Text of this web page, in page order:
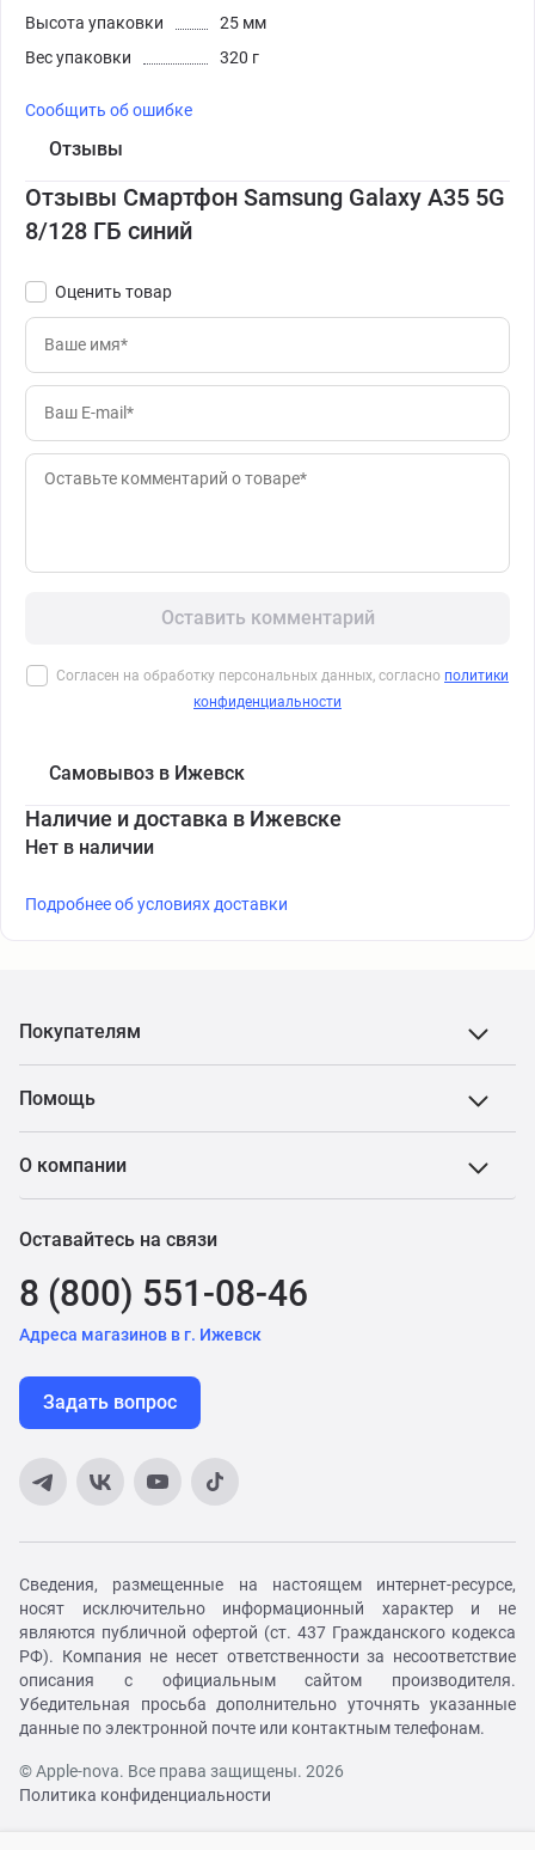
Высота упаковки
25 мм
Вес упаковки
320 г
Сообщить об ошибке
Отзывы
Отзывы Смартфон Samsung Galaxy A35 5G
8/128 ГБ синий
Оценить товар
Оставить комментарий
Согласен на обработку персональных данных, согласно политики
конфиденциальности
Самовывоз в Ижевск
Наличие и доставка в Ижевске
Нет в наличии
Подробнее об условиях доставки
Покупателям
Помощь
О компании
Оставайтесь на связи
8 (800) 551-08-46
Адреса магазинов в г. Ижевск
Задать вопрос
Сведения, размещенные на настоящем интернет-ресурсе,
носят исключительно информационный характер и не
являются публичной офертой (ст. 437 Гражданского кодекса
РФ). Компания не несет ответственности за несоответствие
описания с официальным сайтом производителя.
Убедительная просьба дополнительно уточнять указанные
данные по электронной почте или контактным телефонам.
© Apple-nova. Все права защищены. 2026
Политика конфиденциальности